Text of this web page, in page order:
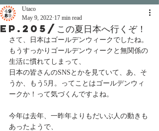
ep.205/この夏日本へ行くぞ！
Utaco
May 9, 2022 17 min read
さて、日本はゴールデンウィークでしたね。
もうすっかりゴールデンウィークと無関係の
生活に慣れてしまって、
日本の皆さんのSNSとかを見ていて、あ、そ
うか、もう5月。ってことはゴールデンウィ
ークか！って気づくんですよね。
今年は去年、一昨年よりもだいぶ人の動きも
あったようで、